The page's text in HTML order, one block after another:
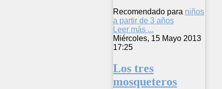
Recomendado para niños
a partir de 3 años
Leer más ...
Miércoles, 15 Mayo 2013
17:25
Los tres
mosqueteros